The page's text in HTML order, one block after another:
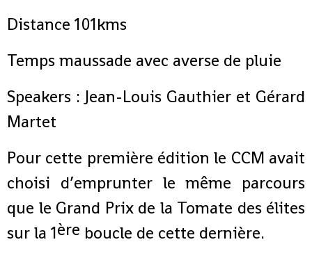
Distance 101kms
Temps maussade avec averse de pluie
Speakers : Jean-Louis Gauthier et Gérard
Martet
Pour cette première édition le CCM avait
choisi d’emprunter le même parcours
que le Grand Prix de la Tomate des élites
sur la 1ère boucle de cette dernière.